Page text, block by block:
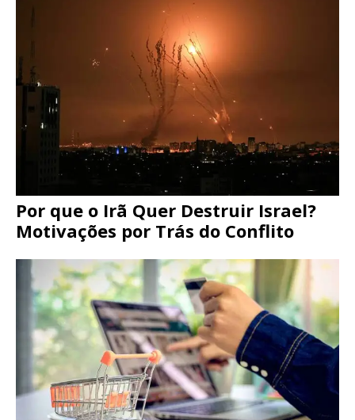
Por que o Irã Quer Destruir Israel?
Motivações por Trás do Conflito